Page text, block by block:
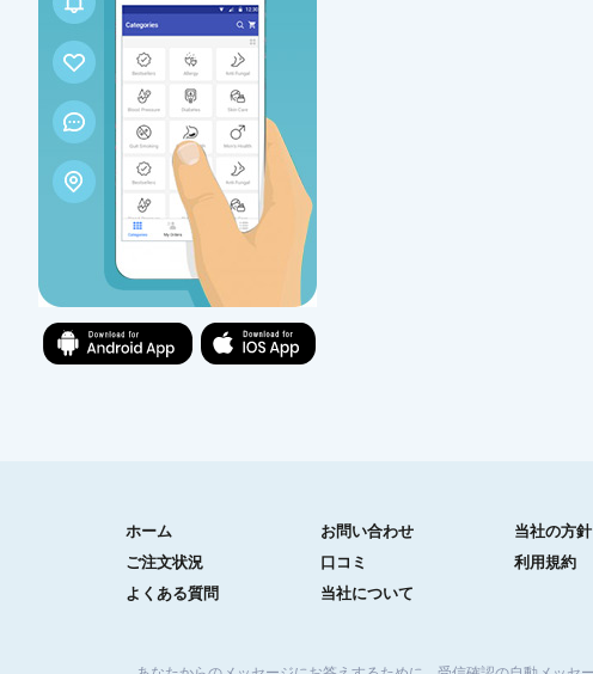
ホーム お問い合わせ
当社の方針
ご注文状況
口コミ
利用規約
よくある質問
当社について